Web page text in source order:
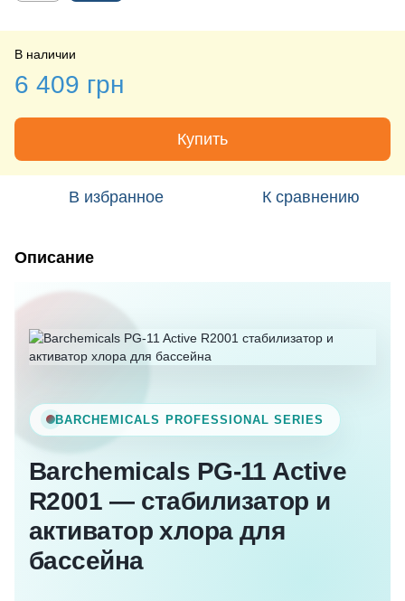
В наличии
6 409 грн
Купить
В избранное К сравнению
Описание
BARCHEMICALS PROFESSIONAL SERIES
Barchemicals PG-11 Active
R2001 — стабилизатор и
активатор хлора для
бассейна